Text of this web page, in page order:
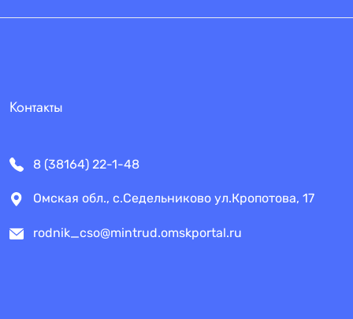
Контакты
8 (38164) 22-1-48
Омская обл., с.Седельниково ул.Кропотова, 17
rodnik_cso@mintrud.omskportal.ru